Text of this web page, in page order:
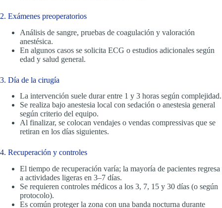
2. Exámenes preoperatorios
Análisis de sangre, pruebas de coagulación y valoración
anestésica.
En algunos casos se solicita ECG o estudios adicionales según
edad y salud general.
3. Día de la cirugía
La intervención suele durar entre 1 y 3 horas según complejidad.
Se realiza bajo anestesia local con sedación o anestesia general
según criterio del equipo.
Al finalizar, se colocan vendajes o vendas compressivas que se
retiran en los días siguientes.
4. Recuperación y controles
El tiempo de recuperación varía; la mayoría de pacientes regresa
a actividades ligeras en 3–7 días.
Se requieren controles médicos a los 3, 7, 15 y 30 días (o según
protocolo).
Es común proteger la zona con una banda nocturna durante